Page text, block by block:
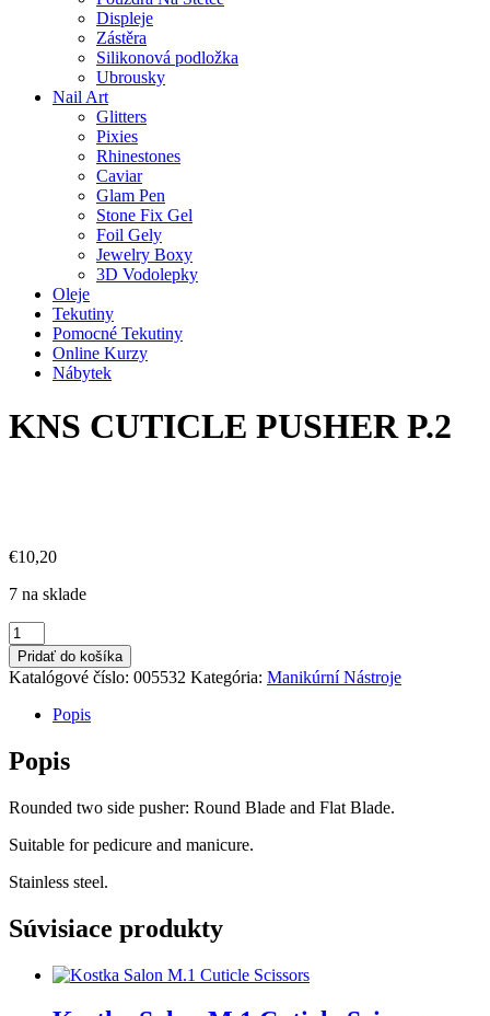
Displeje
Zástěra
Silikonová podložka
Ubrousky
Nail Art
Glitters
Pixies
Rhinestones
Caviar
Glam Pen
Stone Fix Gel
Foil Gely
Jewelry Boxy
3D Vodolepky
Oleje
Tekutiny
Pomocné Tekutiny
Online Kurzy
Nábytek
KNS CUTICLE PUSHER P.2
€10,20
7 na sklade
množstvo
KNS
CUTICLE
PUSHER
Pridať do košíka
Katalógové číslo: 005532 Kategória: Manikúrní Nástroje
Popis
Popis
Rounded two side pusher: Round Blade and Flat Blade.
Suitable for pedicure and manicure.
Stainless steel.
Súvisiace produkty